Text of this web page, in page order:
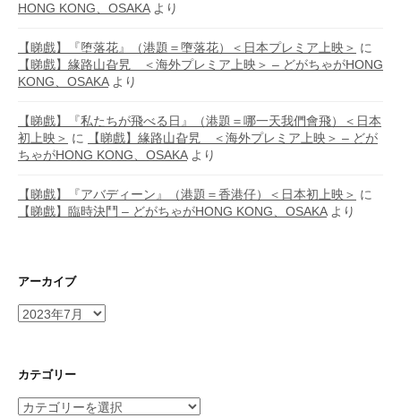
HONG KONG、OSAKAより
【睇戲】『堕落花』（港題＝墮落花）＜日本プレミア上映＞ に
【睇戲】緣路山旮旯 ＜海外プレミア上映＞ – どがちゃがHONG
KONG、OSAKAより
【睇戲】『私たちが飛べる日』（港題＝哪一天我們會飛）＜日本
初上映＞ に
【睇戲】緣路山旮旯 ＜海外プレミア上映＞ – どが
ちゃがHONG KONG、OSAKAより
【睇戲】『アバディーン』（港題＝香港仔）＜日本初上映＞ に
【睇戲】臨時決鬥 – どがちゃがHONG KONG、OSAKAより
アーカイブ
ア
イ
カテゴリー
カ